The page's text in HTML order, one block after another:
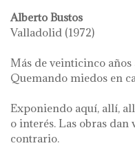
Alberto Bustos
Valladolid (1972)
Más de veinticinco
Quemando miedos en
Exponiendo aquí, allí,
o interés. Las obras
contrario.